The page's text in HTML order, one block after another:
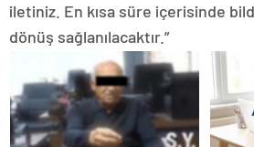
iletiniz. En kısa süre içerisinde
dönüş sağlanılacaktır.”